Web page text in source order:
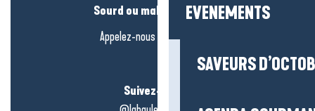
EVENEMENTS
SAVEURS
Sourd ou malentendant ?
Appelez-nous encliquant-ici
Suivez-nous !